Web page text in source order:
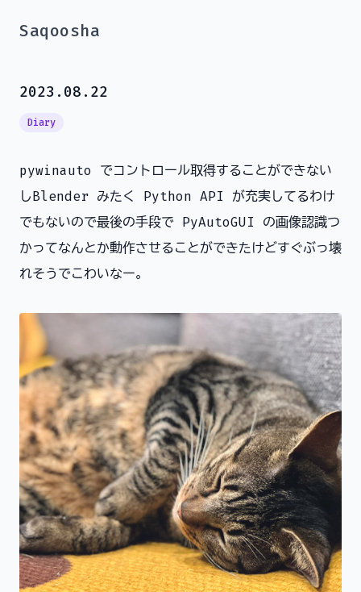
Saqoosha
2023.08.22
Diary
pywinauto でコントロール取得することができない
しBlender みたく Python API が充実してるわけ
でもないので最後の手段で PyAutoGUI の画像認識つ
かってなんとか動作させることができたけどすぐぶっ壊
れそうでこわいなー。